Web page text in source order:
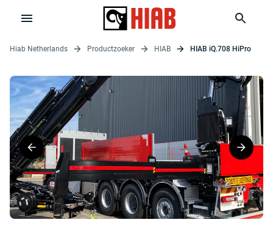
Hiab Netherlands Productzoeker HIAB HIAB iQ.708 HiPro